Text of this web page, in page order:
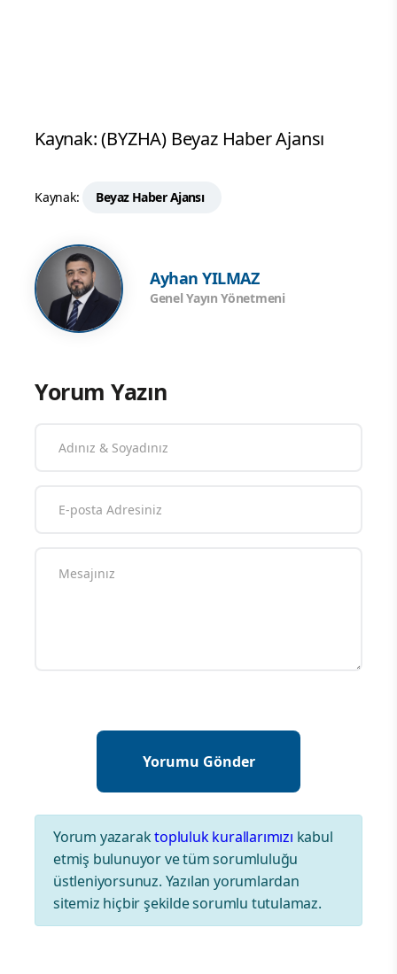
Kaynak: (BYZHA) Beyaz Haber Ajansı
Kaynak: Beyaz Haber Ajansı
Ayhan YILMAZ
Genel Yayın Yönetmeni
Yorum Yazın
Yorum yazaraktopluluk kurallarımızı kabul
etmiş bulunuyor ve tüm sorumluluğu
üstleniyorsunuz. Yazılan yorumlardan
sitemiz hiçbir şekilde sorumlu tutulamaz.